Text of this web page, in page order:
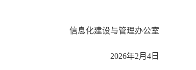
信息化建设与管理办公室
2026年2月 4 日